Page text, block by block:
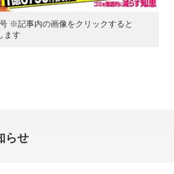
※記事内の画像をクリックすると
ます
らせ